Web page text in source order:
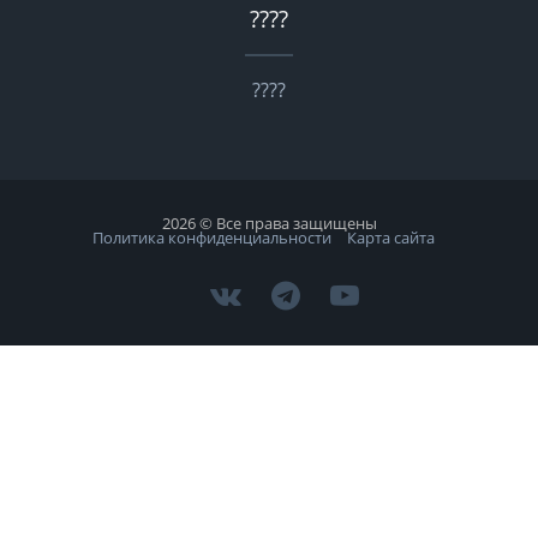
????
????
2026 © Все права защищены
Политика конфиденциальности Карта сайта